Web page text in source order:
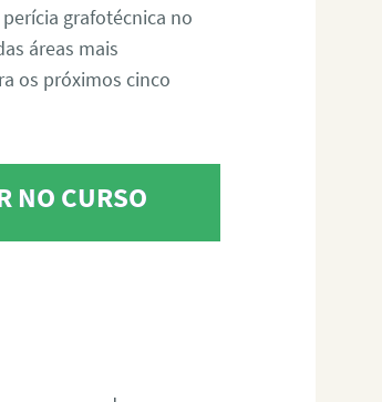
grafotécnica no
áreas mais
os próximos cinco
NO CURSO